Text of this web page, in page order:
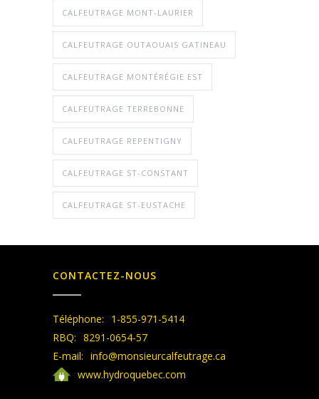
CALFEUTRAGE MONT-LAURIER
CALFEUTRAGE OUTAOUAIS GATINEAU
CALFEUTRAGE MONTÉRÉGIE EST
CALFEUTRAGE TERREBONNE
CALFEUTRAGE REPENTIGNY
CALFEUTRAGE ST-CONSTANT
CALFEUTRAGE ST-EUSTACHE
CONTACTEZ-NOUS
Téléphone:
1-855-971-5414
RBQ: 8291-0654-57
E-mail: info@monsieurcalfeutrage.ca
www.hydroquebec.com